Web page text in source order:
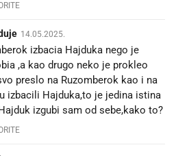
14.05.2025.
izbacia Hajduka nego je
,a kao drugo neko je prokleo
preslo na Ruzomberok kao i na
izbacili Hajduka,to je jedina istina
izgubi sam od sebe,kako to?